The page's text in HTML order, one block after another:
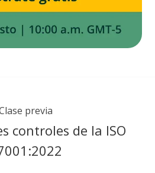
previa
controles de la ISO